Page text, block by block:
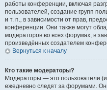
работы конференции, включая
пользователей, создание групп
и т. п., в зависимости от прав,
конференции. Они также могут
модераторов во всех форумах, в
произведённых создателем
Вернуться к началу
Кто такие модераторы?
Модераторы — это пользователи
ежедневно следят за форумами.